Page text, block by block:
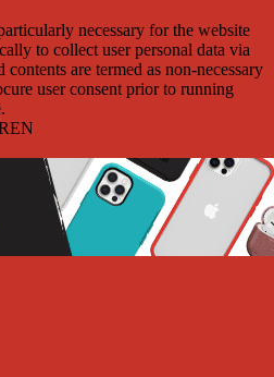
necessary for the website
to collect user personal data via
are termed as non-necessary
user consent prior to running